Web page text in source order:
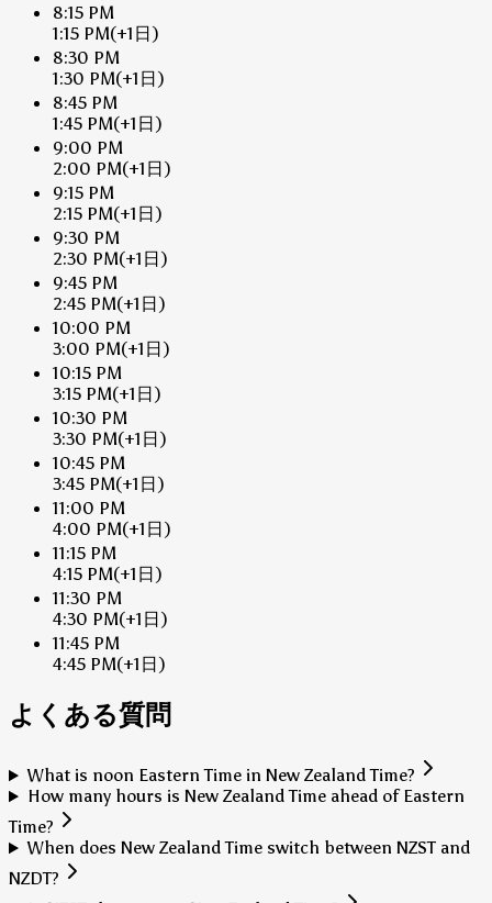
8:15 PM
1:15 PM(+1日)
8:30 PM
1:30 PM(+1日)
8:45 PM
1:45 PM(+1日)
9:00 PM
2:00 PM(+1日)
9:15 PM
2:15 PM(+1日)
9:30 PM
2:30 PM(+1日)
9:45 PM
2:45 PM(+1日)
10:00 PM
3:00 PM(+1日)
10:15 PM
3:15 PM(+1日)
10:30 PM
3:30 PM(+1日)
10:45 PM
3:45 PM(+1日)
11:00 PM
4:00 PM(+1日)
11:15 PM
4:15 PM(+1日)
11:30 PM
4:30 PM(+1日)
11:45 PM
4:45 PM(+1日)
よくある質問
What is noon Eastern Time in New Zealand Time?
How many hours is New Zealand Time ahead of Eastern
Time?
When does New Zealand Time switch between NZST and
NZDT?